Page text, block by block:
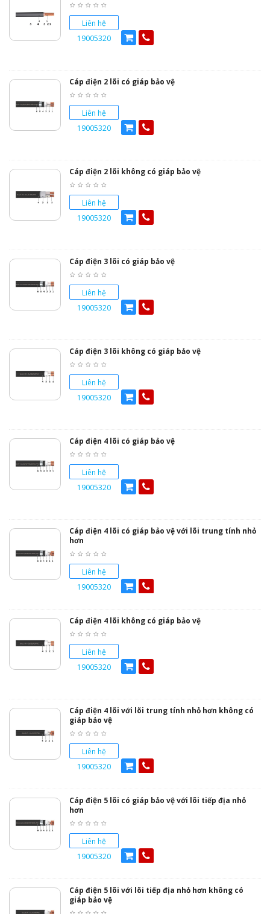
Liên hệ
19005320
Cáp điện 2 lõi có giáp bảo vệ
Liên hệ
19005320
Cáp điện 2 lõi không có giáp bảo vệ
Liên hệ
19005320
Cáp điện 3 lõi có giáp bảo vệ
Liên hệ
19005320
Cáp điện 3 lõi không có giáp bảo vệ
Liên hệ
19005320
Cáp điện 4 lõi có giáp bảo vệ
Liên hệ
19005320
Cáp điện 4 lõi có giáp bảo vệ với lõi trung tính nhỏ
hơn
Liên hệ
19005320
Cáp điện 4 lõi không có giáp bảo vệ
Liên hệ
19005320
Cáp điện 4 lõi với lõi trung tính nhỏ hơn không có
giáp bảo vệ
Liên hệ
19005320
Cáp điện 5 lõi có giáp bảo vệ với lõi tiếp địa nhỏ
hơn
Liên hệ
19005320
Cáp điện 5 lõi với lõi tiếp địa nhỏ hơn không có
giáp bảo vệ